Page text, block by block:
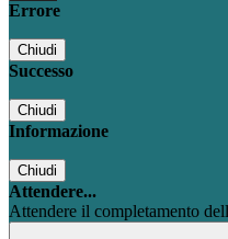
Errore
Chiudi
Successo
Chiudi
Informazione
Chiudi
Attendere...
Attendere il completamento